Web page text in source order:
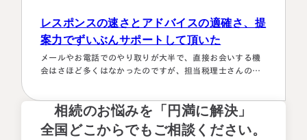
レスポンスの速さとアドバイスの適確さ、提
案力でずいぶんサポートして頂いた
メールやお電話でのやり取りが大半で、直接お会いする機
会はさほど多くはなかったのですが、担当税理士さんのレ
事ができました。 短い期間でまとめざるを得なかった分割
協議も、相続人それぞれの事情や気持ちをふまえつつ辛抱
強くお付き合いいただいたおかげで、相続人全員に不満が
相続のお悩みを「円満に解決」
全国どこからでもご相談ください。